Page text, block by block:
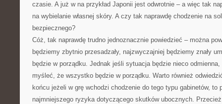
czasie. A już w na przykład Japonii jest odwrotnie – a więc tak
na wybielanie własnej skóry. A czy tak naprawdę chodzenie na
bezpiecznego?
Cóż, tak naprawdę trudno jednoznacznie powiedzieć – można
będziemy zbytnio przesadzały, najzwyczajniej będziemy znały
będzie w porządku. Jednak jeśli sytuacja będzie nieco
myśleć, że wszystko będzie w porządku. Warto również
końcu jeżeli w grę wchodzi chodzenie do tego typu gabinetów, to
najmniejszego ryzyka dotyczącego skutków ubocznych.